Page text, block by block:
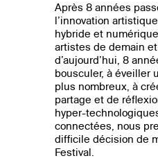
Après 8 années
l’innovation
hybride et
artistes de demain
d’aujourd’hui, 8
bousculer, à éveiller
plus nombreux, à
partage et de
hyper-
connectées, nous
difficile décision de
Festival.